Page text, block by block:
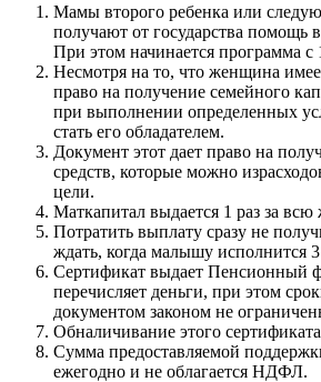
Мамы второго ребенка или
получают от государства помощь
При этом начинается программа с
Несмотря на то, что женщина
право на получение семейного
при выполнении определенных
стать его обладателем.
Документ этот дает право на
средств, которые можно
цели.
Маткапитал выдается 1 раз за всю
Потратить выплату сразу не
ждать, когда малышу исполнится 3
Сертификат выдает Пенсионный
перечисляет деньги, при этом
документом законом не
Обналичивание этого
Сумма предоставляемой
ежегодно и не облагается НДФЛ.